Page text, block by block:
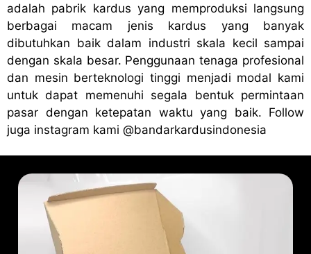
adalah pabrik kardus yang memproduksi langsung
berbagai macam jenis kardus yang banyak
dibutuhkan baik dalam industri skala kecil sampai
dengan skala besar. Penggunaan tenaga profesional
dan mesin berteknologi tinggi menjadi modal kami
untuk dapat memenuhi segala bentuk permintaan
pasar dengan ketepatan waktu yang baik. Follow
juga instagram kami @bandarkardusindonesia